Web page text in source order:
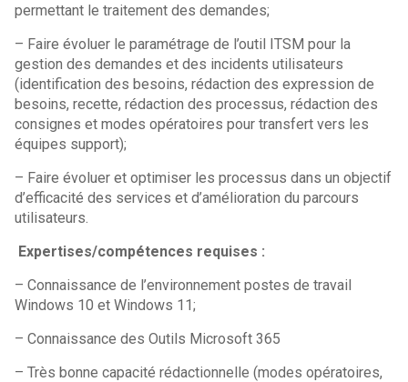
permettant le traitement des demandes;
– Faire évoluer le paramétrage de l’outil ITSM pour la
gestion des demandes et des incidents utilisateurs
(identification des besoins, rédaction des expression de
besoins, recette, rédaction des processus, rédaction des
consignes et modes opératoires pour transfert vers les
équipes support);
– Faire évoluer et optimiser les processus dans un objectif
d’efficacité des services et d’amélioration du parcours
utilisateurs.
Expertises/compétences requises :
– Connaissance de l’environnement postes de travail
Windows 10 et Windows 11;
– Connaissance des Outils Microsoft 365
– Très bonne capacité rédactionnelle (modes opératoires,